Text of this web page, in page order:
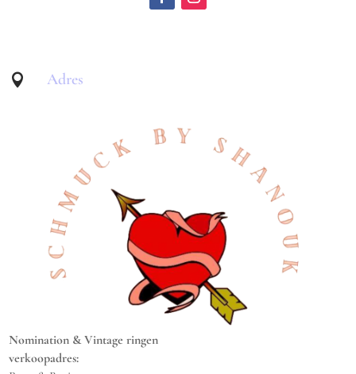
 Adres
Nomination & Vintage ringen
verkoopadres: